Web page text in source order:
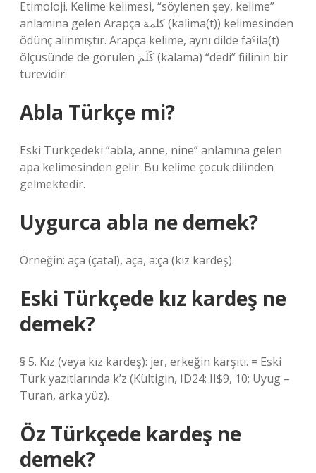
Etimoloji. Kelime kelimesi, “söylenen şey, kelime”
anlamına gelen Arapça كلمة (kalima(t)) kelimesinden
ödünç alınmıştır. Arapça kelime, aynı dilde faˁila(t)
ölçüsünde de görülen كَلَمَ (kalama) “dedi” fiilinin bir
türevidir.
Abla Türkçe mi?
Eski Türkçedeki “abla, anne, nine” anlamına gelen
apa kelimesinden gelir. Bu kelime çocuk dilinden
gelmektedir.
Uygurca abla ne demek?
Örneğin: aça (çatal), aça, a:ça (kız kardeş).
Eski Türkçede kız kardeş ne
demek?
§ 5. Kız (veya kız kardeş): jer, erkeğin karşıtı. = Eski
Türk yazıtlarında k’z (Kültigin, ID24; II$9, 10; Uyug –
Turan, arka yüz).
Öz Türkçede kardeş ne
demek?